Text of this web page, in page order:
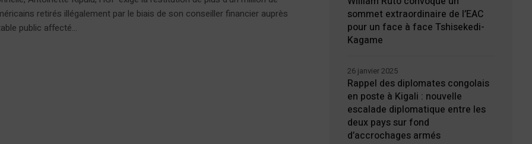
retirés illégalement par le biais de son conseiller financier auprès
public affecté...
sommet extraordinaire de l’EAC
pour un face à face Tshisekedi-
Kagame
Rappel des diplomates congolais
en poste à Kigali : nouvelle
escalade diplomatique entre les
deux pays sur fond
d’accrochages armés
26 janvier 2025